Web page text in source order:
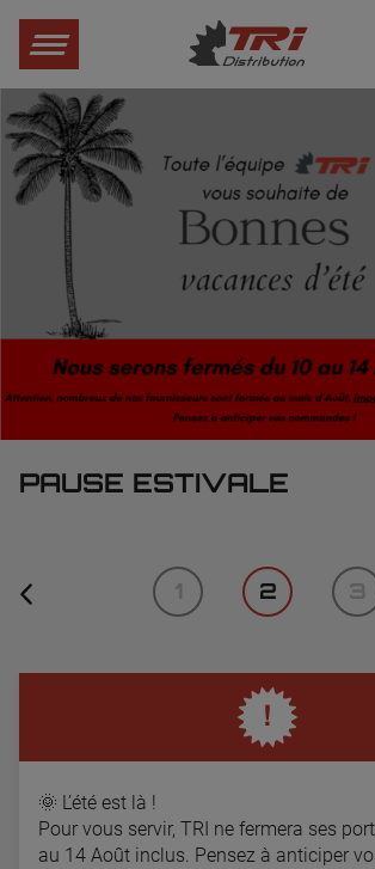
PAUSE ESTIVALE
1 2 3
🌞 L’été est là !
Pour vous servir, TRI ne fermera ses
au 14 Août inclus. Pensez à anticiper